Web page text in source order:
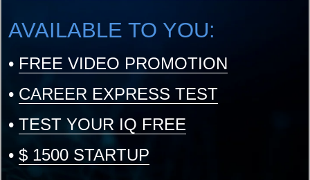
AVAILABLE TO YOU:
• FREE VIDEO PROMOTION
• CAREER EXPRESS TEST
• TEST YOUR IQ FREE
• $ 1500 STARTUP